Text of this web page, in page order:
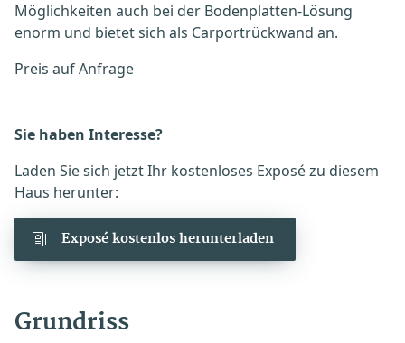
Möglichkeiten auch bei der Bodenplatten-Lösung
enorm und bietet sich als Carportrückwand an.
Preis auf Anfrage
Sie haben Interesse?
Laden Sie sich jetzt Ihr kostenloses Exposé zu diesem
Haus herunter:
Exposé kostenlos herunterladen
Grundriss